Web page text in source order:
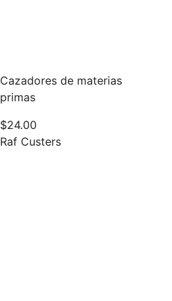
Cazadores de materias
primas
$24.00
Raf Custers